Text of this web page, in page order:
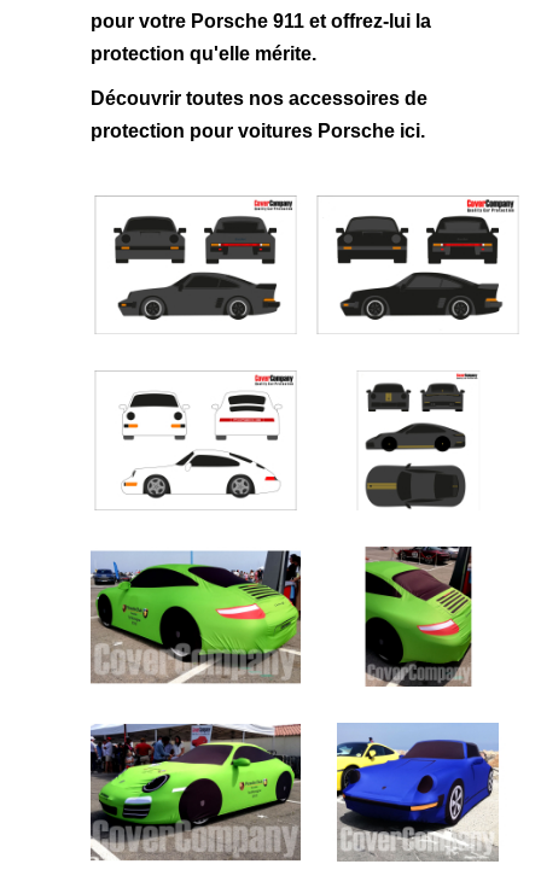
pour votre Porsche 911 et offrez-lui la
protection qu'elle mérite.
Découvrir toutes nos accessoires de
protection pour voitures Porsche ici.